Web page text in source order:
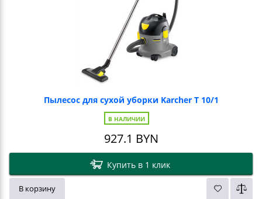
Пылесос для сухой уборки Karcher T 10/1
В НАЛИЧИИ
927.1 BYN
Купить в 1 клик
В корзину